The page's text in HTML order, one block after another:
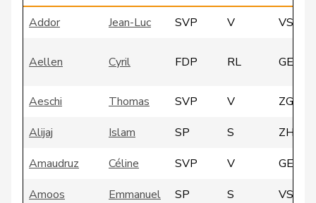
Addor Jean-Luc SVP V VS
Aellen Cyril FDP RL GE
Aeschi Thomas SVP V
ZG
Alijaj
Islam SP S
ZH
Amaudruz
Céline SVP V
GE
Amoos
Emmanuel SP S
VS